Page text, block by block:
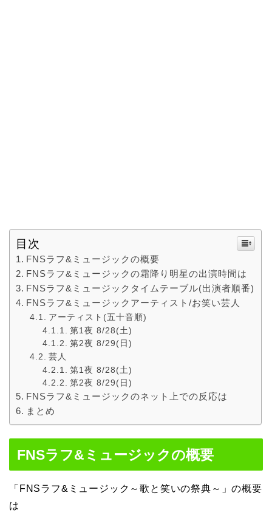
目次
FNSラフ&ミュージックの概要
FNSラフ&ミュージックの霜降り明星の出演時間は
FNSラフ&ミュージックタイムテーブル(出演者順番)
FNSラフ&ミュージックアーティスト/お笑い芸人
アーティスト(五十音順)
第1夜 8/28(土)
第2夜 8/29(日)
芸人
第1夜 8/28(土)
第2夜 8/29(日)
FNSラフ&ミュージックのネット上での反応は
まとめ
FNSラフ&ミュージックの概要
「FNSラフ&ミュージック～歌と笑いの祭典～」の概要
は